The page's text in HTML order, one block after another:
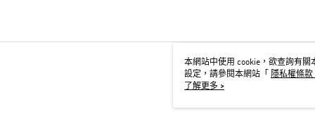
本網站中使用 cookie，欲查詢有關
設定，請參閱本網站「
隱私權條款
用 cookie。
了解更多 >